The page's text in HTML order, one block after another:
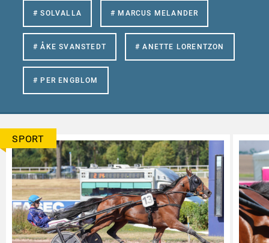
# SOLVALLA # MARCUS MELANDER
# ÅKE SVANSTEDT # ANETTE LORENTZON
# PER ENGBLOM
SPORT